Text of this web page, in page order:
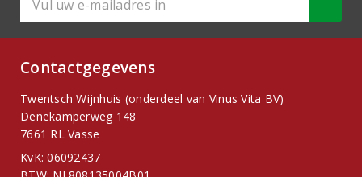
Contactgegevens
Twentsch Wijnhuis (onderdeel van Vinus Vita BV)
Denekamperweg 148
7661 RL Vasse
KvK: 06092437